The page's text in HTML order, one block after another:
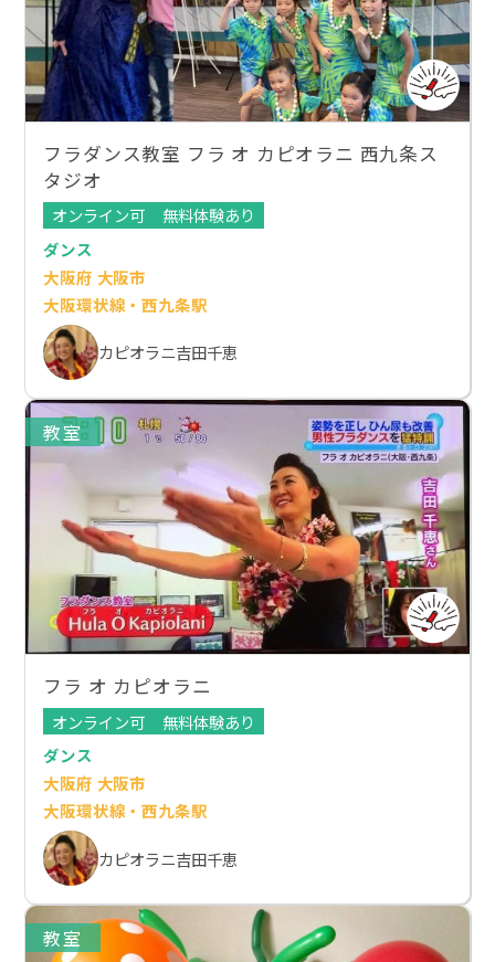
フラダンス教室 フラ オ カピオラニ 西九条ス
タジオ
オンライン可
無料体験あり
ダンス
大阪府 大阪市
大阪環状線・西九条駅
カピオラニ吉田千恵
教室
フラ オ カピオラニ
オンライン可
無料体験あり
ダンス
大阪府 大阪市
大阪環状線・西九条駅
カピオラニ吉田千恵
教室